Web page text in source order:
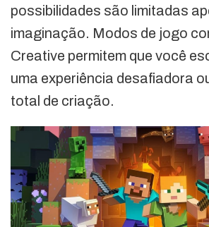
possibilidades são limitadas
imaginação. Modos de jogo
Creative permitem que você
uma experiência desafiadora
total de criação.